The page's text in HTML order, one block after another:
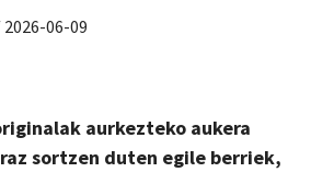
2026-06-09
aurkezteko aukera
sortzen duten egile berriek,